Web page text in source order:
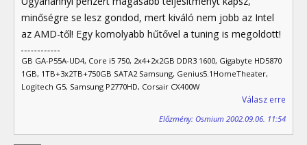
minőségre se lesz gondod, mert kiváló nem jobb az Intel
az AMD-től! Egy komolyabb hűtővel a tuning is megoldott!
GB GA-P55A-UD4, Core i5 750, 2x4+2x2GB DDR3 1600, Gigabyte HD5870
1GB, 1TB+3x2TB+750GB SATA2 Samsung, Genius5.1HomeTheater,
Logitech G5, Samsung P2770HD, Corsair CX400W
Válasz erre
Előzmény: Osmium 2002.09.06. 11:54